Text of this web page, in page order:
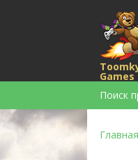
Games
Поиск
Главная